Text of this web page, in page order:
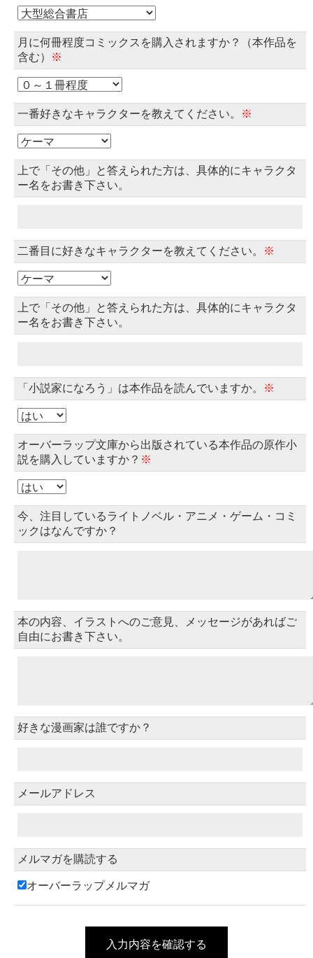
月に何冊程度コミックスを購入されますか？（本作品を
含む）
※
一番好きなキャラクターを教えてください。 ※
上で「その他」と答えられた方は、具体的にキャラクタ
ー名をお書き下さい。
二番目に好きなキャラクターを教えてください。 ※
上で「その他」と答えられた方は、具体的にキャラクタ
ー名をお書き下さい。
「小説家になろう」は本作品を読んでいますか。 ※
オーバーラップ文庫から出版されている本作品の原作小
説を購入していますか？ ※
今、注目しているライトノベル・アニメ・ゲーム・コミ
ックはなんですか？
本の内容、イラストへのご意見、メッセージがあればご
自由にお書き下さい。
好きな漫画家は誰ですか？
メールアドレス
メルマガを購読する
オーバーラップメルマガ
入力内容を確認する